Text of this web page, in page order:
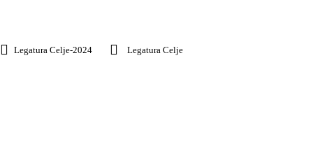
Legatura Celje-2024 Legatura Celje